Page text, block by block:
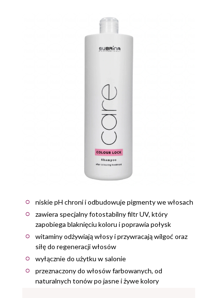
niskie pH chroni i odbudowuje pigmenty we włosach
zawiera specjalny fotostabilny filtr UV, który
zapobiega blaknięciu koloru i poprawia połysk
witaminy odżywiają włosy i przywracają wilgoć oraz
siłę do regeneracji włosów
wyłącznie do użytku w salonie
przeznaczony do włosów farbowanych, od
naturalnych tonów po jasne i żywe kolory